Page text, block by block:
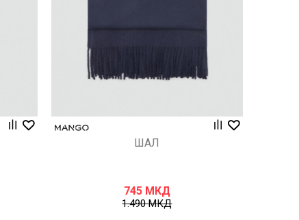
ШАЛ
745 МКД
1.490МКД